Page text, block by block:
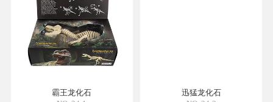
霸王龙化石
迅猛龙化石